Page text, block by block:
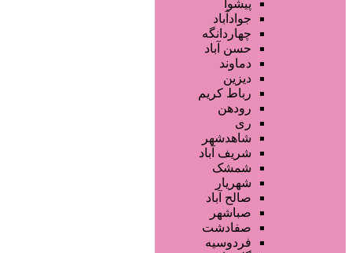
آرایشگاه زنانه
آرایشگاه مردانه
سالن زیبایی عروس
سالن VIP
آرایشگاه کودک
سایر خدمات
پیشوا
جوادآباد
چهاردانگه
حسن آباد
دماوند
دیزین
رباط کریم
رودهن
ری
شاهدشهر
شریف آباد
شمشک
شهریار
صالح آباد
صباشهر
صفادشت
فردوسیه